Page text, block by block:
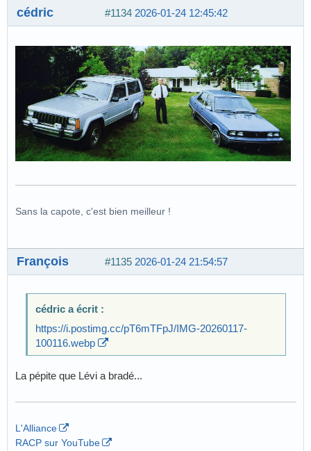
#1134 2026-01-24 12:45:42
cédric
Sans la capote, c'est bien meilleur !
#1135 2026-01-24 21:54:57
François
cédric a écrit :
https://i.postimg.cc/pT6mTFpJ/IMG-20260117-
100116.webp
La pépite que Lévi a bradé...
L'Alliance
RACP sur YouTube